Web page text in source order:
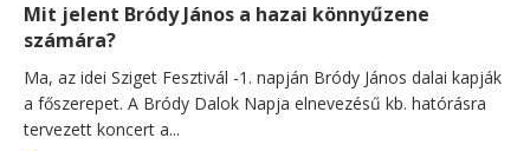
Mit jelent Bródy János a hazai könnyűzene
számára?
Ma, az idei Sziget Fesztivál -1. napján Bródy János dalai kapják
a főszerepet. A Bródy Dalok Napja elnevezésű kb. hatórásra
tervezett koncert a...